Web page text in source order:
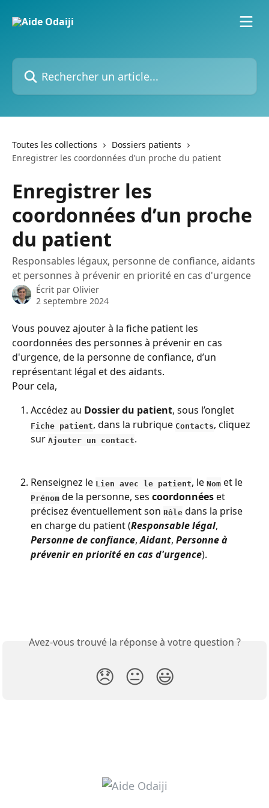
Rechercher un article...
Toutes les collections
Dossiers patients
Enregistrer les coordonnées d’un proche du patient
Enregistrer les
coordonnées d’un proche
du patient
Responsables légaux, personne de confiance, aidants
et personnes à prévenir en priorité en cas d'urgence
Écrit par Olivier
2 septembre 2024
Vous pouvez ajouter à la fiche patient les
coordonnées des personnes à prévenir en cas
d'urgence, de la personne de confiance, d’un
représentant légal et des aidants.
Pour cela,
Accédez au Dossier du patient, sous l’onglet
Fiche patient, dans la rubrique Contacts, cliquez
sur Ajouter un contact.
Renseignez le Lien avec le patient, le Nom et le
Prénom de la personne, ses coordonnées et
précisez éventuellement son Rôle dans la prise
en charge du patient (Responsable légal,
Personne de confiance, Aidant, Personne à
prévenir en priorité en cas d'urgence).
Avez-vous trouvé la réponse à votre question ?
😞 😐 😃